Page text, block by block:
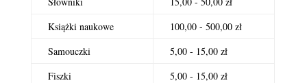
Książki naukowe
100,00 - 500,00 zł
Samouczki
5,00 - 15,00 zł
Fiszki
5,00 - 15,00 zł